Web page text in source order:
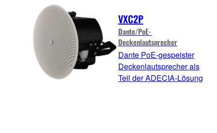
VXC2P
Dante/PoE-
Deckenlautsprecher
Dante PoE-gespeister
Deckenlautsprecher als
Teil der ADECIA-Lösung